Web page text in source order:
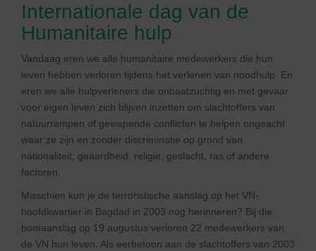
Internationale dag van de
Humanitaire hulp
Vandaag eren we alle humanitaire medewerkers die hun
leven hebben verloren tijdens het verlenen van noodhulp. En
eren we alle hulpverleners die onbaatzuchtig en met gevaar
voor eigen leven zich blijven inzetten om slachtoffers van
natuurrampen of gewapende conflicten te helpen ongeacht
waar ze zijn en zonder discriminatie op grond van
nationaliteit, geaardheid, religie, geslacht, ras of andere
factoren.
Misschien kun je de terroristische aanslag op het VN-
hoofdkwartier in Bagdad in 2003 nog herinneren? Bij die
bomaanslag op 19 augustus verloren 22 medewerkers van
de VN hun leven. Als eerbetoon aan de slachtoffers van 2003